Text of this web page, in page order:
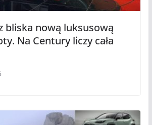
bliska nową luksusową
Na Century liczy cała